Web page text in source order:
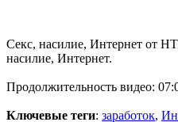
Секс, насилие, Интернет от
насилие, Интернет.
Продолжительность видео:
Ключевые теги: заработок,